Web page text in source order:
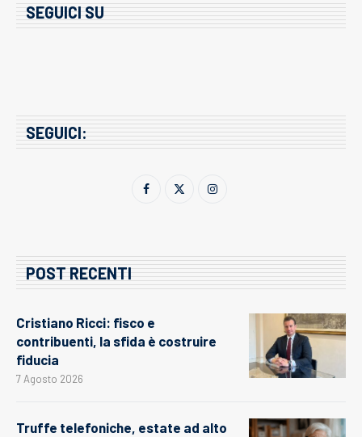
SEGUICI SU
SEGUICI:
POST RECENTI
Cristiano Ricci: fisco e
contribuenti, la sfida è costruire
fiducia
7 Agosto 2026
Truffe telefoniche, estate ad alto